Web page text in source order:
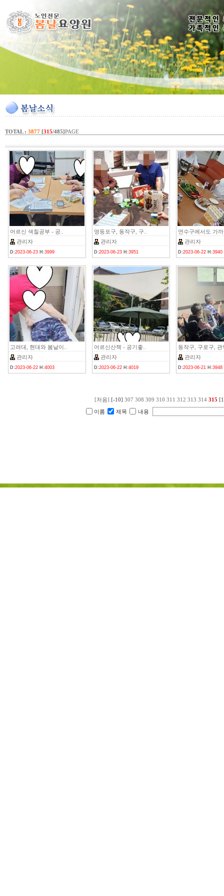
TOTAL : 3877 [315/485]PAGE
어르신 색칠공부 - 공..
관리자
D:2023-06-23 H:3999
영등포구, 동작구, 구..
관리자
D:2023-06-23 H:3951
연수구에서도 가
관리자
D:2023-06-22 H:3940
고려대, 현대와 봄날이..
관리자
D:2023-06-22 H:4003
어르신산책 - 공기좋..
관리자
D:2023-06-22 H:4019
동작구, 구로구, 관
관리자
D:2023-06-21 H:3948
[처음] [-10] 307 308 309 310 311 312 313 314 315
이름
제목 내용